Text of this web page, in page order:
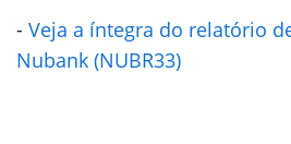
- Veja a íntegra do relatório
Nubank (NUBR33)